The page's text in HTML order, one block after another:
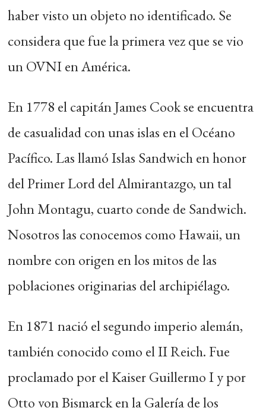
haber visto un objeto no identificado. Se
considera que fue la primera vez que se vio
un OVNI en América.
En 1778 el capitán James Cook se encuentra
de casualidad con unas islas en el Océano
Pacífico. Las llamó Islas Sandwich en honor
del Primer Lord del Almirantazgo, un tal
John Montagu, cuarto conde de Sandwich.
Nosotros las conocemos como Hawaii, un
nombre con origen en los mitos de las
poblaciones originarias del archipiélago.
En 1871 nació el segundo imperio alemán,
también conocido como el II Reich. Fue
proclamado por el Kaiser Guillermo I y por
Otto von Bismarck en la Galería de los